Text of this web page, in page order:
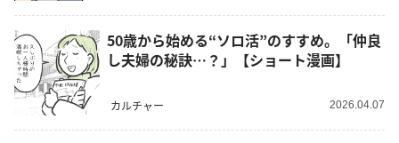
50歳から始める“ソロ活”のすすめ。「仲良
し夫婦の秘訣…？」【ショート漫画】
カルチャー 2026.04.07